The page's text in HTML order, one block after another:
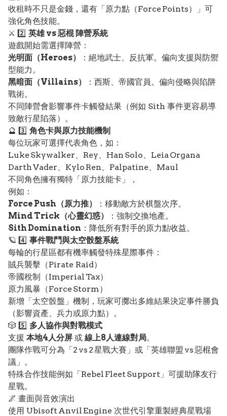
收租時不只是金錢，還有「原力點（Force Points）」可
強化角色技能。
⚔️ 2️⃣ 英雄 vs 惡棍 陣營系統
遊戲開始需選擇陣營：
光明面（Heroes）
：絕地武士、反抗軍。偏向支援與防禦
型能力。
黑暗面（Villains）
：西斯、帝國官員。偏向侵略與陷阱
戰術。
不同陣營會影響事件卡觸發結果（例如 Sith 事件更容易導
致敵行星陷落）。
🔮 3️⃣ 角色卡與原力技能機制
每位玩家可選擇代表角色，如：
Luke Skywalker、Rey、Han Solo、Leia Organa
Darth Vader、Kylo Ren、Palpatine、Maul
不同角色擁有獨特「原力技能卡」，
例如：
Force Push（原力推）
：移動敵方於棋盤次序。
Mind Trick（心靈幻惑）
：強制交換地產。
Sith Domination ：降低所有對手的原力點收益。
🪐 4️⃣ 事件戰鬥與太空骰盤系統
每輪的行星區都有機率觸發特殊星際事件：
賊兵襲擊（Pirate Raid）
帝國稅制（Imperial Tax）
原力風暴（Force Storm）
新增「太空骰盤」機制，玩家可擲出多維結果決定事件勝負
（影響資產、兵力或原力點）。
🎲 5️⃣ 多人協作與對戰模式
支援 本地4人分屏 或 線上8人連線對局。
團隊作戰可分為「2 vs 2 星戰大賽」或「英雄聯盟 vs 惡棍會
議」。
特殊合作技能例如「Rebel Fleet Support」可援助隊友行
星戰。
🌌 畫面與音效演出
使用 Ubisoft Anvil Engine 次世代引擎重製經典星戰場